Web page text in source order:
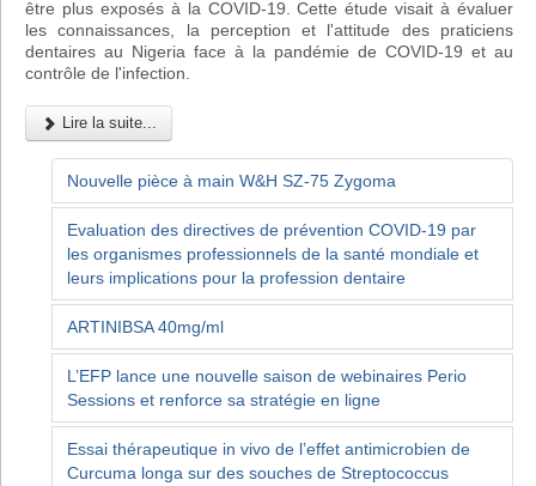
être plus exposés à la COVID-19. Cette étude visait à évaluer
les connaissances, la perception et l'attitude des praticiens
dentaires au Nigeria face à la pandémie de COVID-19 et au
contrôle de l'infection.
Lire la suite...
Nouvelle pièce à main W&H SZ-75 Zygoma
Evaluation des directives de prévention COVID-19 par
les organismes professionnels de la santé mondiale et
leurs implications pour la profession dentaire
ARTINIBSA 40mg/ml
L’EFP lance une nouvelle saison de webinaires Perio
Sessions et renforce sa stratégie en ligne
Essai thérapeutique in vivo de l’effet antimicrobien de
Curcuma longa sur des souches de Streptococcus